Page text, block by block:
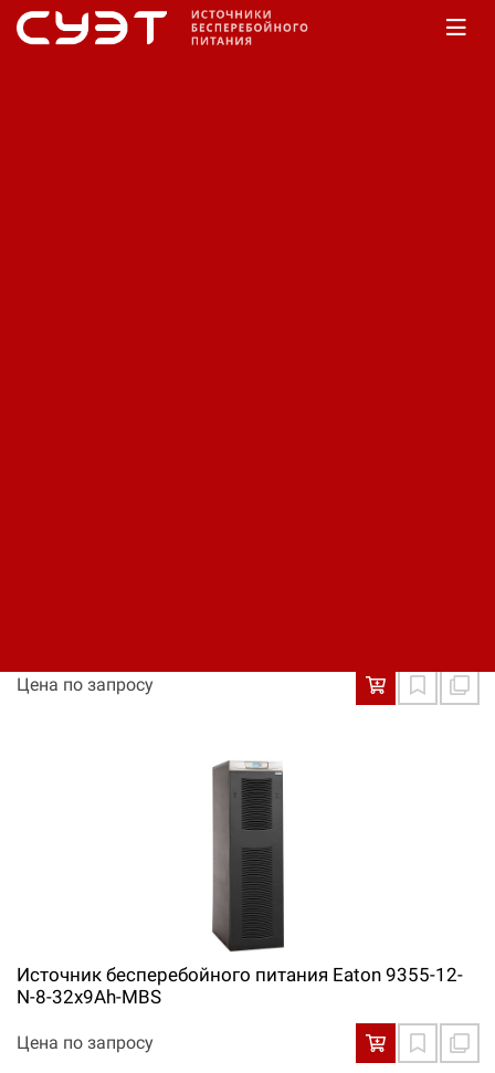
Цена по запросу
Источник бесперебойного питания Eaton 9355-12-
N-8-32x9Ah-MBS
Цена по запросу